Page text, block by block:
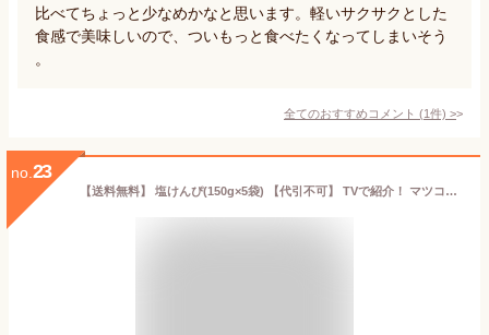
比べてちょっと少なめかなと思います。軽いサクサクとした
食感で美味しいので、ついもっと食べたくなってしまいそう
。
全てのおすすめコメント (1件) >
no. 23
【送料無料】 塩けんぴ(150g×5袋) 【代引不可】 TVで紹介！ マツコの知らない世界【芋けんぴの世界】 高知 ほんのり塩あじ さつまいも お菓子 芋けんぴ ケンピ 芋 南国製菓 水車亭 お土産 特産